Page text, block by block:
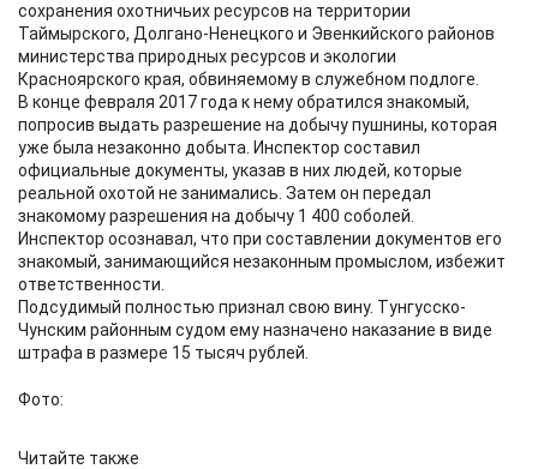
сохранения охотничьих ресурсов на территории
Таймырского, Долгано-Ненецкого и Эвенкийского районов
министерства природных ресурсов и экологии
Красноярского края, обвиняемому в служебном подлоге.
В конце февраля 2017 года к нему обратился знакомый,
попросив выдать разрешение на добычу пушнины, которая
уже была незаконно добыта. Инспектор составил
официальные документы, указав в них людей, которые
реальной охотой не занимались. Затем он передал
знакомому разрешения на добычу 1 400 соболей.
Инспектор осознавал, что при составлении документов его
знакомый, занимающийся незаконным промыслом, избежит
ответственности.
Подсудимый полностью признал свою вину. Тунгусско-
Чунским районным судом ему назначено наказание в виде
штрафа в размере 15 тысяч рублей.
Фото:
Читайте также